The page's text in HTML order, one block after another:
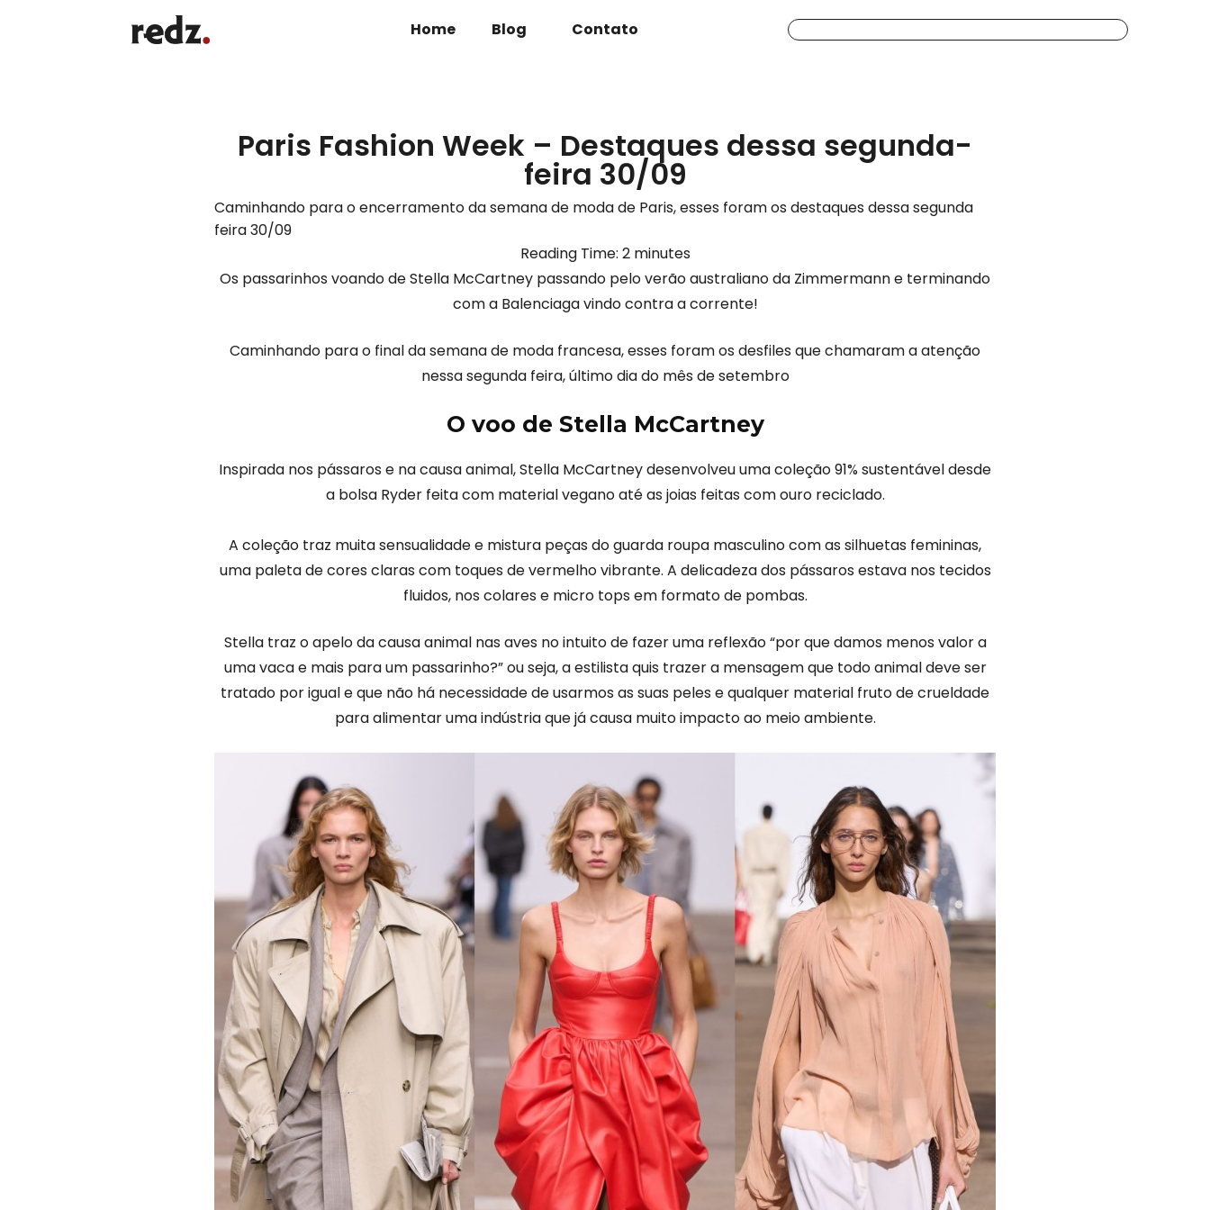
Home Blog Contato
Paris Fashion Week – Destaques dessa segunda-
feira 30/09
Caminhando para o encerramento da semana de moda de Paris, esses foram os destaques dessa segunda
feira 30/09
Reading Time: 2 minutes
Os passarinhos voando de Stella McCartney passando pelo verão australiano da Zimmermann e terminando
com a Balenciaga vindo contra a corrente!
Caminhando para o final da semana de moda francesa, esses foram os desfiles que chamaram a atenção
nessa segunda feira, último dia do mês de setembro
O voo de Stella McCartney
Inspirada nos pássaros e na causa animal, Stella McCartney desenvolveu uma coleção 91% sustentável desde
a bolsa Ryder feita com material vegano até as joias feitas com ouro reciclado.
A coleção traz muita sensualidade e mistura peças do guarda roupa masculino com as silhuetas femininas,
uma paleta de cores claras com toques de vermelho vibrante. A delicadeza dos pássaros estava nos tecidos
fluidos, nos colares e micro tops em formato de pombas.
Stella traz o apelo da causa animal nas aves no intuito de fazer uma reflexão “por que damos menos valor a
uma vaca e mais para um passarinho?” ou seja, a estilista quis trazer a mensagem que todo animal deve ser
tratado por igual e que não há necessidade de usarmos as suas peles e qualquer material fruto de crueldade
para alimentar uma indústria que já causa muito impacto ao meio ambiente.